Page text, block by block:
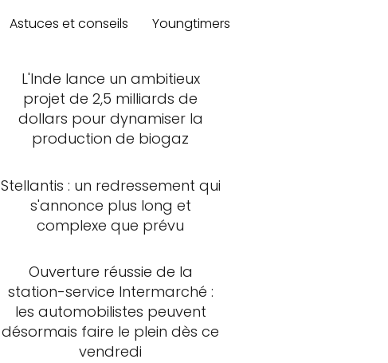
Astuces et conseils Youngtimers
L'Inde lance un ambitieux
projet de 2,5 milliards de
dollars pour dynamiser la
production de biogaz
Stellantis : un redressement qui
s'annonce plus long et
complexe que prévu
Ouverture réussie de la
station-service Intermarché :
les automobilistes peuvent
désormais faire le plein dès ce
vendredi